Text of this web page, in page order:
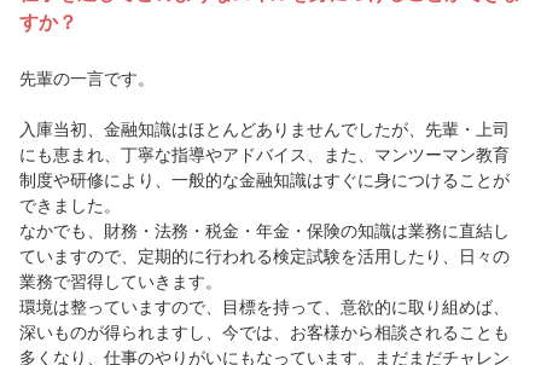
すか？
先輩の一言です。
入庫当初、金融知識はほとんどありませんでしたが、先輩・上司
にも恵まれ、丁寧な指導やアドバイス、また、マンツーマン教育
制度や研修により、一般的な金融知識はすぐに身につけることが
できました。
なかでも、財務・法務・税金・年金・保険の知識は業務に直結し
ていますので、定期的に行われる検定試験を活用したり、日々の
業務で習得していきます。
環境は整っていますので、目標を持って、意欲的に取り組めば、
深いものが得られますし、今では、お客様から相談されることも
多くなり、仕事のやりがいにもなっています。まだまだチャレン